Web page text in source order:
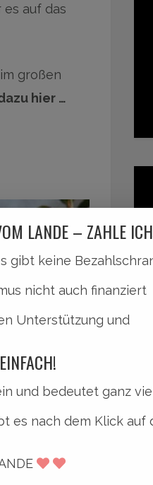
auf das
großen
hier …
LANDE – ZAHLE
gibt keine
nicht auch finanziert
Unterstützung und
und bedeutet ganz
es nach dem Klick auf